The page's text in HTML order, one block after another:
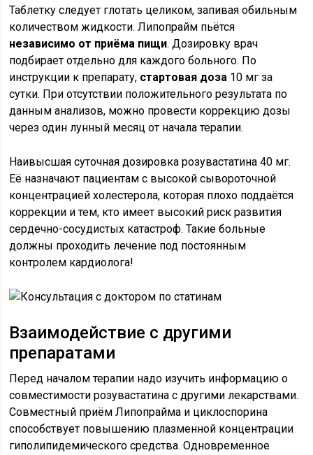
Таблетку следует глотать целиком, запивая обильным
количеством жидкости. Липопрайм пьётся
независимо от приёма пищи. Дозировку врач
подбирает отдельно для каждого больного. По
инструкции к препарату, стартовая доза 10 мг за
сутки. При отсутствии положительного результата по
данным анализов, можно провести коррекцию дозы
через один лунный месяц от начала терапии.
Наивысшая суточная дозировка розувастатина 40 мг.
Её назначают пациентам c высокой сывороточной
концентрацией холестерола, которая плохо поддаётся
коррекции и тем, кто имеет высокий риск развития
сердечно-сосудистых катастроф. Такие больные
должны проходить лечение под постоянным
контролем кардиолога!
Взаимодействие с другими
препаратами
Перед началом терапии надо изучить информацию о
совместимости розувастатина с другими лекарствами.
Совместный приём Липопрайма и циклоспорина
способствует повышению плазменной концентрации
гиполипидемического средства. Одновременное